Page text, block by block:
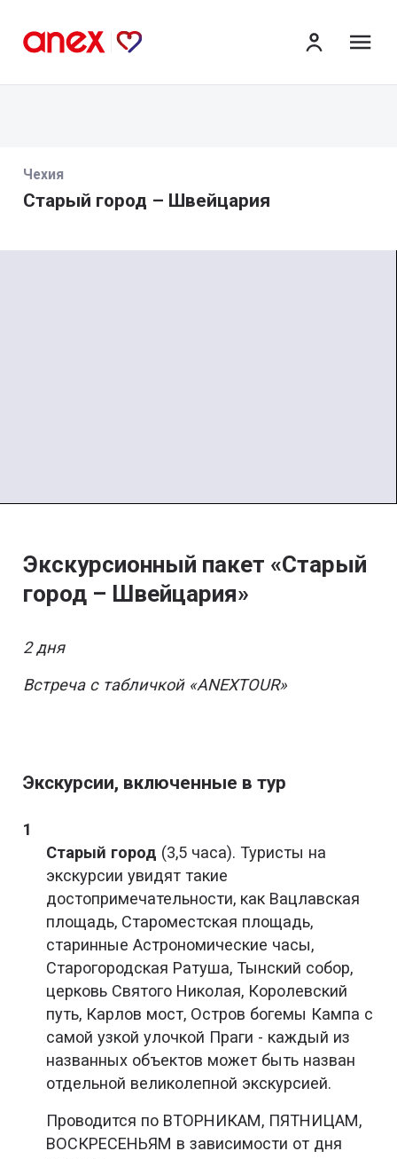
Чехия
Старый город – Швейцария
Экскурсионный пакет «Старый
город – Швейцария»
2 дня
Встреча с табличкой «ANEXTOUR»
Экскурсии, включенные в тур
Старый город (3,5 часа). Туристы на
экскурсии увидят такие
достопримечательности, как Вацлавская
площадь, Староместская площадь,
старинные Астрономические часы,
Старогородская Ратуша, Тынский собор,
церковь Святого Николая, Королевский
путь, Карлов мост, Остров богемы Кампа с
самой узкой улочкой Праги - каждый из
названных объектов может быть назван
отдельной великолепной экскурсией.
Проводится по ВТОРНИКАМ, ПЯТНИЦАМ,
ВОСКРЕСЕНЬЯМ в зависимости от дня